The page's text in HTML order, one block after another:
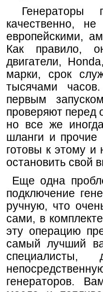
Генераторы
качественно,
европейскими,
Как правило,
двигатели,
марки, срок
тысячами
первым
проверяют перед
но все же
шланги и прочие
готовы к этому и
остановить свой
Еще одна
подключение
ручную, что
сами, в
эту операцию
самый лучший
специалисты,
генераторов.